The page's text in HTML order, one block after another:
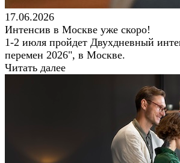
17.06.2026
Интенсив в Москве уже скоро!
1-2 июля пройдет Двухдневный
перемен 2026", в Москве.
Читать далее